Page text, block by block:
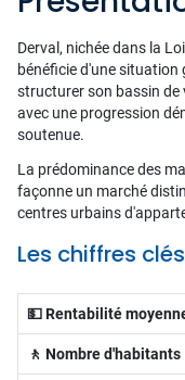
Derval, nichée dans la
bénéficie d'une
structurer son bassin de
avec une progression
soutenue.
La prédominance des
façonne un marché
centres urbains
Les chiffres
💵 Rentabilité
🚶 Nombre d'habitants